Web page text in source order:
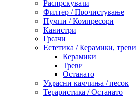
Распрскувачи
Филтер / Прочистување
Пумпи / Компресори
Канистри
Греачи
Естетика / Керамики, треви
Керамики
Треви
Останато
Украсни камчиња / песок
Тераристика / Останато